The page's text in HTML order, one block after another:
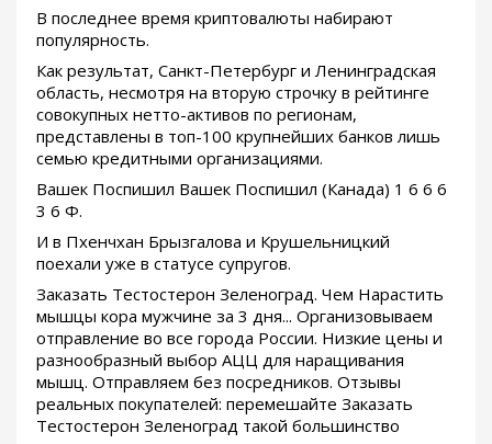
В последнее время криптовалюты набирают
популярность.
Как результат, Санкт-Петербург и Ленинградская
область, несмотря на вторую строчку в рейтинге
совокупных нетто-активов по регионам,
представлены в топ-100 крупнейших банков лишь
семью кредитными организациями.
Вашек Поспишил Вашек Поспишил (Канада) 1 6 6 6
3 6 Ф.
И в Пхенчхан Брызгалова и Крушельницкий
поехали уже в статусе супругов.
Заказать Тестостерон Зеленоград. Чем Нарастить
мышцы кора мужчине за 3 дня... Организовываем
отправление во все города России. Низкие цены и
разнообразный выбор АЦЦ для наращивания
мышц. Отправляем без посредников. Отзывы
реальных покупателей: перемешайте Заказать
Тестостерон Зеленоград такой большинство